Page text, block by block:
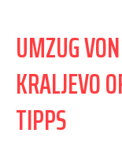
UMZUG
KRALJEVO
TIPPS